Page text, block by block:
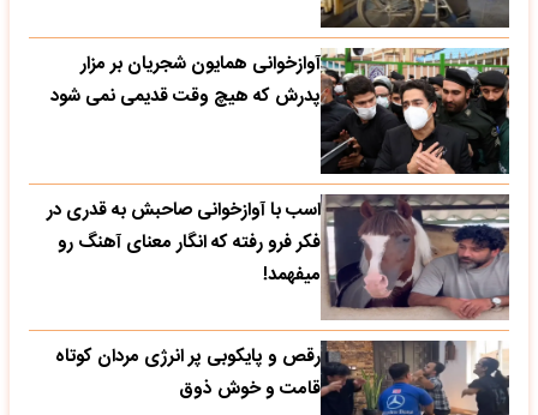
آوازخوانی همایون شجریان بر مزار
پدرش که هیچ وقت قدیمی نمی شود
اسب با آوازخوانی صاحبش به قدری در
فکر فرو رفته که انگار معنای آهنگ رو
میفهمد!
رقص و پایکوبی پر انرژی مردان کوتاه
قامت و خوش ذوق